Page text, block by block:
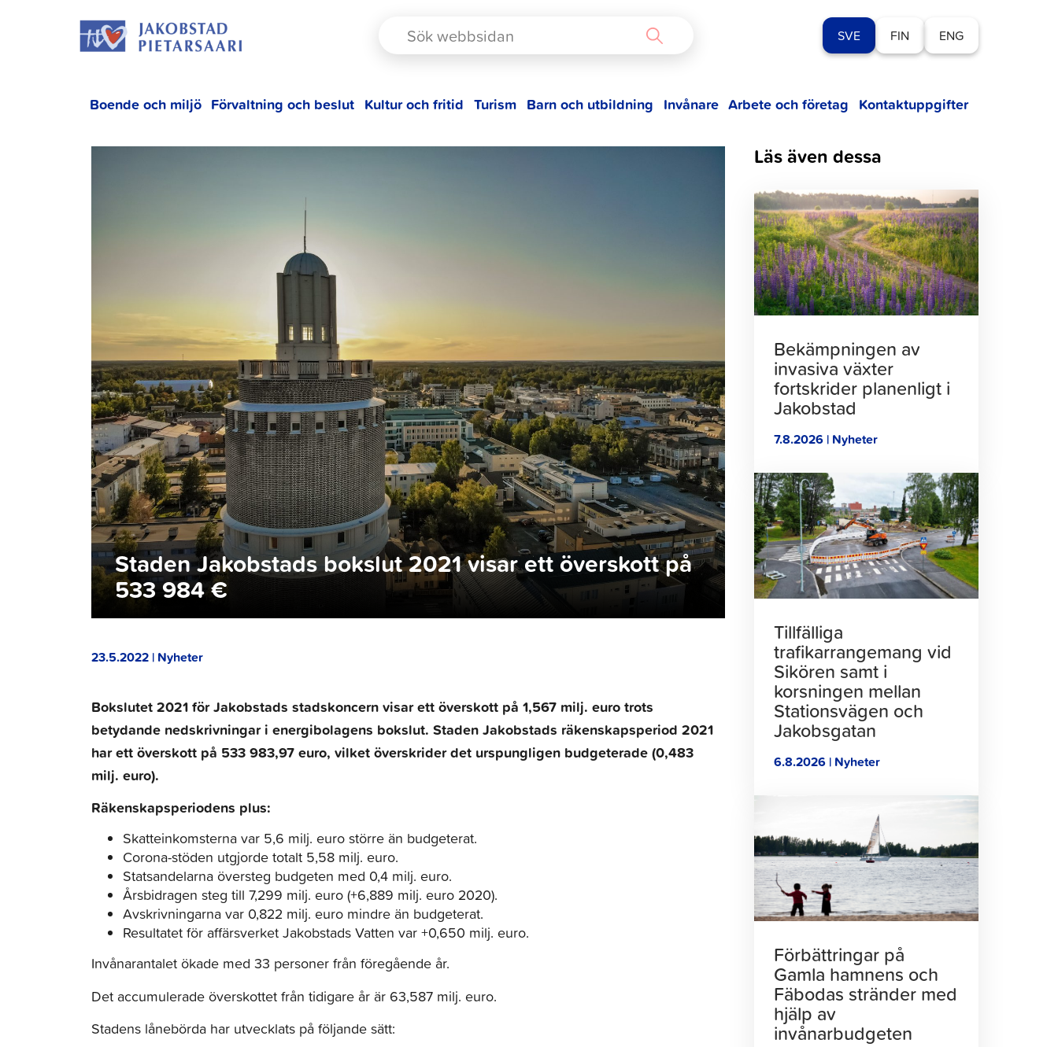
SVE FIN ENG
Boende och miljö Förvaltning och beslut Kultur och fritid Turism Barn och utbildning Invånare Arbete och företag Kontaktuppgifter
Staden Jakobstads bokslut 2021 visar ett överskott på
533 984 €
23.5.2022 | Nyheter
Bokslutet 2021 för Jakobstads stadskoncern visar ett överskott på 1,567 milj. euro trots
betydande nedskrivningar i energibolagens bokslut. Staden Jakobstads räkenskapsperiod 2021
har ett överskott på 533 983,97 euro, vilket överskrider det urspungligen budgeterade (0,483
milj. euro).
Räkenskapsperiodens plus:
Skatteinkomsterna var 5,6 milj. euro större än budgeterat.
Corona-stöden utgjorde totalt 5,58 milj. euro.
Statsandelarna översteg budgeten med 0,4 milj. euro.
Årsbidragen steg till 7,299 milj. euro (+6,889 milj. euro 2020).
Avskrivningarna var 0,822 milj. euro mindre än budgeterat.
Resultatet för affärsverket Jakobstads Vatten var +0,650 milj. euro.
Invånarantalet ökade med 33 personer från föregående år.
Det accumulerade överskottet från tidigare år är 63,587 milj. euro.
Stadens lånebörda har utvecklats på följande sätt:
Läs även dessa
Klicka
för
att
läsa
artikeln
Bekämpningen av
invasiva växter
fortskrider planenligt i
Jakobstad
7.8.2026 | Nyheter
Klicka
för
att
läsa
artikeln
Tillfälliga
trafikarrangemang vid
Sikören samt i
korsningen mellan
Stationsvägen och
Jakobsgatan
6.8.2026 | Nyheter
att
läsa
artikeln
Förbättringar på
Gamla hamnens och
Fäbodas stränder med
hjälp av
invånarbudgeten